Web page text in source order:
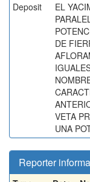
Deposit
EL
DE
VETA
UNA
Reporter